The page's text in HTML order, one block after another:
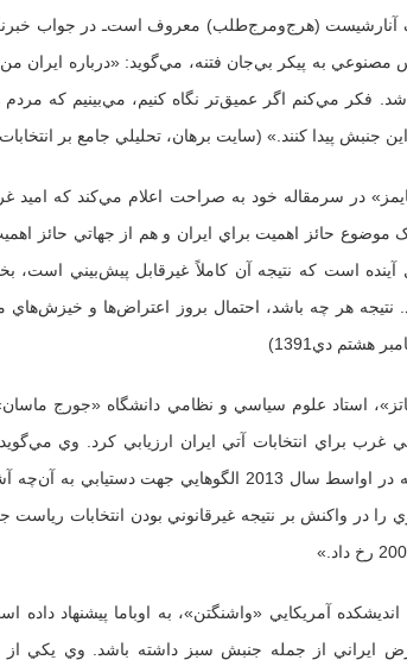
آنارشيست (هرج‌ومرج‌طلب) معروف است‌ـ‌ در جواب
به پيکر بي‌جان فتنه، مي‌گويد: «درباره ايران من
فکر مي‌کنم اگر عميق‌تر نگاه کنيم، مي‌بينيم که مردم
اين جنبش پيدا کنند.» (سايت برهان، تحليلي جامع بر
تايمز» در سرمقاله‌ خود به صراحت اعلام مي‌کند که
حائز اهميت براي ايران و هم از جهاتي حائز
است که نتيجه آن کاملاً غيرقابل پيش‌بيني‌ است،
نتيجه هر چه باشد، احتمال بروز اعتراض‌ها و خيزش‌هاي
غرب براي انتخابات آتي ايران ارزيابي کرد. وي
تونس، ليبي، يمن و احتمالاً سوريه در اواسط سال 2013
انديشکده‌ آمريکايي «واشنگتن»، به اوباما پيشنهاد
ايراني از جمله جنبش سبز داشته باشد. وي يکي از